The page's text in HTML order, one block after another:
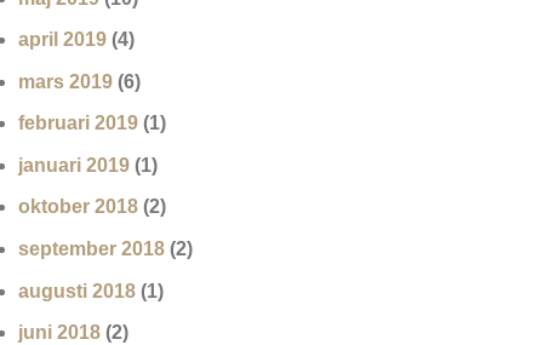
april 2019 (4)
mars 2019 (6)
februari 2019 (1)
januari 2019 (1)
oktober 2018 (2)
september 2018 (2)
augusti 2018 (1)
juni 2018 (2)